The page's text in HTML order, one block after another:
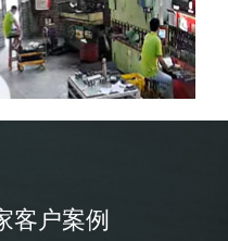
客户案例